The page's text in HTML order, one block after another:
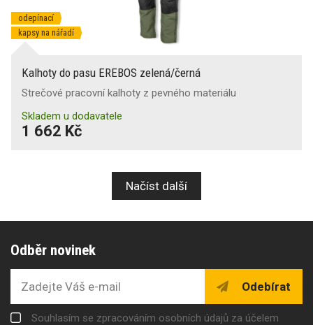
odepínací
kapsy na nářadí
Kalhoty do pasu EREBOS zelená/černá
Strečové pracovní kalhoty z pevného materiálu
Skladem u dodavatele
1 662 Kč
Načíst další
Odběr novinek
Odebírat
Souhlasím se zpracováním osobních údajů za účelem